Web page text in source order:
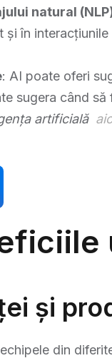
natural
în
: AI poate oferi
sugera când
artificială
și
din